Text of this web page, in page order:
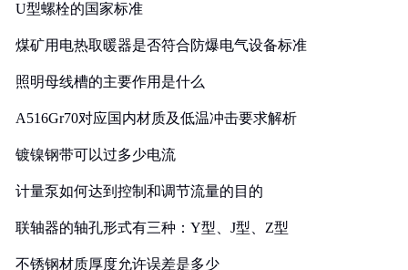
U型螺栓的国家标准
煤矿用电热取暖器是否符合防爆电气设备标准
照明母线槽的主要作用是什么
A516Gr70对应国内材质及低温冲击要求解析
镀镍钢带可以过多少电流
计量泵如何达到控制和调节流量的目的
联轴器的轴孔形式有三种：Y型、J型、Z型
不锈钢材质厚度允许误差是多少